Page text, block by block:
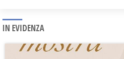
IN EVIDENZA